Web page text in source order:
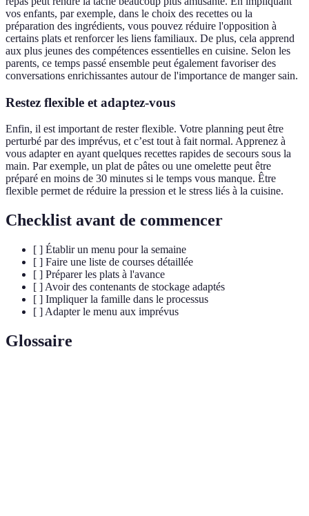
vos enfants, par exemple, dans le choix des recettes ou la
préparation des ingrédients, vous pouvez réduire l'opposition à
certains plats et renforcer les liens familiaux. De plus, cela apprend
aux plus jeunes des compétences essentielles en cuisine. Selon les
parents, ce temps passé ensemble peut également favoriser des
conversations enrichissantes autour de l'importance de manger sain.
Restez flexible et adaptez-vous
Enfin, il est important de rester flexible. Votre planning peut être
perturbé par des imprévus, et c’est tout à fait normal. Apprenez à
vous adapter en ayant quelques recettes rapides de secours sous la
main. Par exemple, un plat de pâtes ou une omelette peut être
préparé en moins de 30 minutes si le temps vous manque. Être
flexible permet de réduire la pression et le stress liés à la cuisine.
Checklist avant de commencer
[ ] Établir un menu pour la semaine
[ ] Faire une liste de courses détaillée
[ ] Préparer les plats à l'avance
[ ] Avoir des contenants de stockage adaptés
[ ] Impliquer la famille dans le processus
[ ] Adapter le menu aux imprévus
Glossaire